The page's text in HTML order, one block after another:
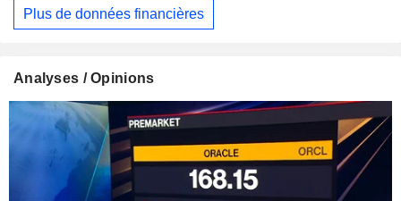
Plus de données financières
Analyses / Opinions